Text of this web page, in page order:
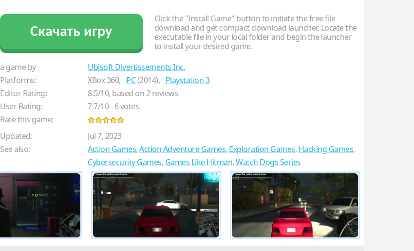
Скачать игру
Click the "Install Game" button to initiate the free file
download and get compact download launcher. Locate the
executable file in your local folder and begin the launcher
to install your desired game.
a game by
Ubisoft Divertissements Inc.
Platforms:
XBox 360, PC(2014), Playstation 3
Editor Rating:
8.5/10, based on2reviews
User Rating:
7.7/10-6votes
Rate this game:
Updated:
Jul 7, 2023
See also:
Action Games,Action Adventure Games, Exploration Games, Hacking Games,
Cybersecurity Games, Games Like Hitman,Watch Dogs Series